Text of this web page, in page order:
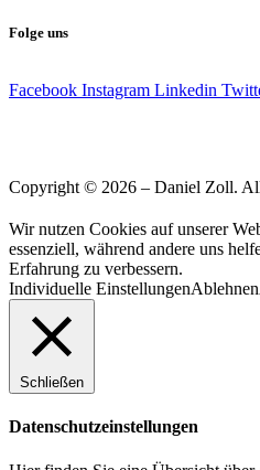
Folge uns
Facebook Instagram Linkedin
Copyright © 2026 – Daniel Zoll.
Wir nutzen Cookies auf unserer
essenziell, während andere uns
Erfahrung zu verbessern.
Individuelle EinstellungenAblehnen
Schließen
Datenschutzeinstellungen